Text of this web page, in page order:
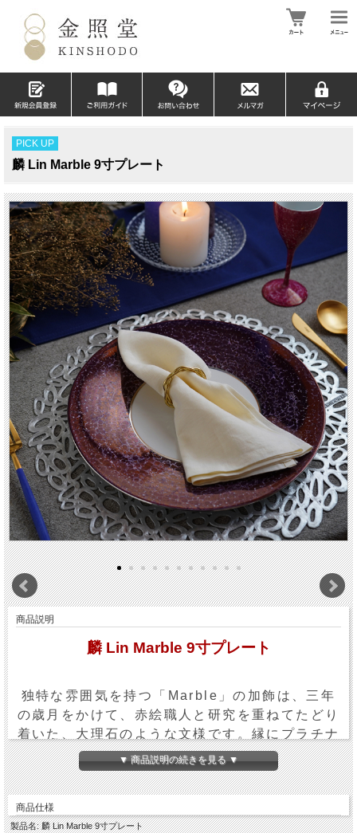
PICK UP
麟 Lin Marble 9寸プレート
商品説明
麟 Lin Marble 9寸プレート
独特な雰囲気を持つ「Marble」の加飾は、三年
の歳月をかけて、赤絵職人と研究を重ねてたどり
着いた、大理石のような文様です。縁にプラチナ
をまとわせ、「Marble」の部分を広く作りまし
た。大きめのプレートでリッチに、豪華に。
※色合いや模様の仕上がりなど、1点ずつ異なり
▼ 商品説明の続きを見る ▼
商品仕様
製品名: 麟 Lin Marble 9寸プレート